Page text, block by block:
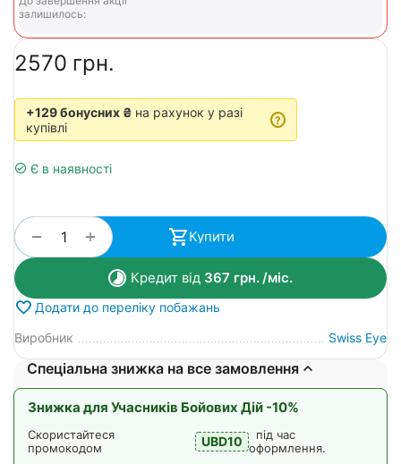
залишилось:
‍2570‍ грн.
+129 бонусних ₴ на рахунок у разі
купівлі
?
Є в наявності
+
− Купити
Кредит від 367 грн./міс.
Додати до переліку побажань
Виробник
Swiss Eye
Спеціальна знижка на все замовлення
Знижка для Учасників Бойових Дій -10%
Скористайтеся
промокодом
UBD10
під час
оформлення.